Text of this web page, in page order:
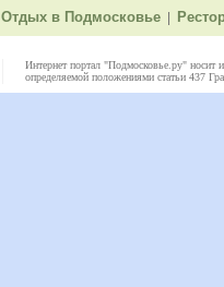
Отдых в Подмосковье
Интернет портал "Подмосковье.ру" носит
определяемой положениями статьи 437